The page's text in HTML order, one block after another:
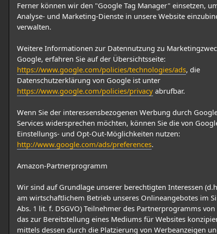
Ferner können wir den "Google Tag Manager" einsetzen,
Analyse- und Marketing-Dienste in unsere Website
verwalten.
Weitere Informationen zur Datennutzung zu
Google, erfahren Sie auf der Übersichtsseite:
https://www.google.com/policies/technologies/ads, die
Datenschutzerklärung von Google ist unter
https://www.google.com/policies/privacy abrufbar.
Wenn Sie der interessensbezogenen Werbung durch
Services widersprechen möchten, können Sie die von
Einstellungs- und Opt-Out-Möglichkeiten nutzen:
http://www.google.com/ads/preferences.
Amazon-Partnerprogramm
Wir sind auf Grundlage unserer berechtigten Interessen
am wirtschaftlichem Betrieb unseres Onlineangebotes im
Abs. 1 lit. f. DSGVO) Teilnehmer des Partnerprogramms von
das zur Bereitstellung eines Mediums für Websites
mittels dessen durch die Platzierung von Werbeanzeigen